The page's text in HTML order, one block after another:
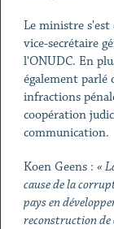
Le ministre s'est
vice-secrétaire
l'ONUDC. En
également
infractions
coopération
communication.
Koen Geens : «
cause de la
pays en
reconstruction de